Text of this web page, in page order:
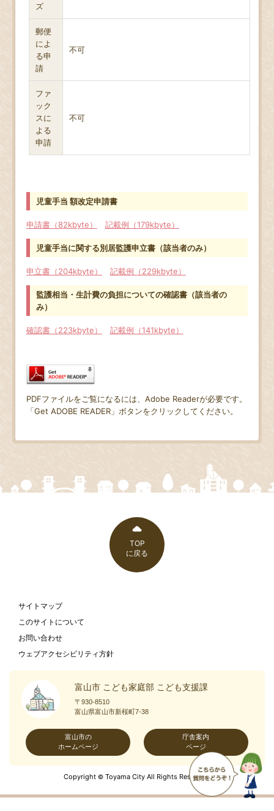
ズ
郵便
によ
る申
請
不可
ファ
ック
スに
よる
申請
不可
児童手当 額改定申請書
申請書（82kbyte） 記載例（179kbyte）
児童手当に関する別居監護申立書（該当者のみ）
申立書（204kbyte） 記載例（229kbyte）
監護相当・生計費の負担についての確認書（該当者の
み）
確認書（223kbyte） 記載例（141kbyte）
PDFファイルをご覧になるには、Adobe Readerが必要です。
「Get ADOBE READER」ボタンをクリックしてください。
TOP
に戻る
サイトマップ
このサイトについて
お問い合わせ
ウェブアクセシビリティ方針
富山市 こども家庭部 こども支援課
〒930-8510
富山県富山市新桜町7-38
富山市の
ホームページ
庁舎案内
ページ
Copyright © Toyama City All Rights Reserved.